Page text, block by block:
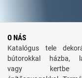
O NÁS
Katalógus tele
bútorokkal házba,
vagy